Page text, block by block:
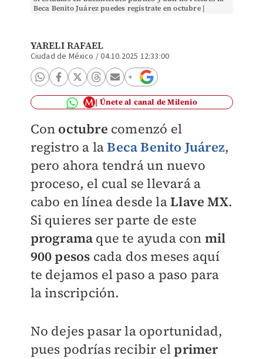
Beca Benito Juárez puedes regístrate en octubre |
YARELI RAFAEL
Ciudad de México /04.10.2025 12:33:00
Únete al canal de Milenio
Con octubre comenzó el
registro a laBeca Benito Juárez,
pero ahora tendrá un nuevo
proceso, el cual se llevará a
cabo en línea desde laLlave MX.
Si quieres ser parte de este
programa que te ayuda con mil
900 pesos cada dos meses aquí
te dejamos el paso a paso para
la inscripción.
No dejes pasar la oportunidad,
pues podrías recibir elprimer